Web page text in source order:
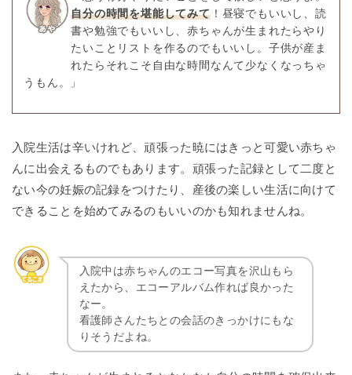
自分の時間を堪能してみて！昼寝でもいいし、読
書や勉強でもいいし、赤ちゃんが生まれたらやり
たいことリストを作るのでもいいし。子供が産ま
れたらそれこそ自由な時間なんて少なくなっちゃ
うもん。」
入院生活は辛いけれど、頑張った暁にはきっと可愛い赤ちゃ
んに出会えるものでもあります。頑張った記録として二度と
ない今の妊娠の記録をつけたり、産後の楽しい生活に向けて
できることを始めてみるのもいいのかも知れませんね。
入院中は赤ちゃんのエコー写真を沢山もら
えたから、エコーアルバム作れば良かった
なー。
看護師さんたちとの会話のきっかけにもな
りそうだよね。